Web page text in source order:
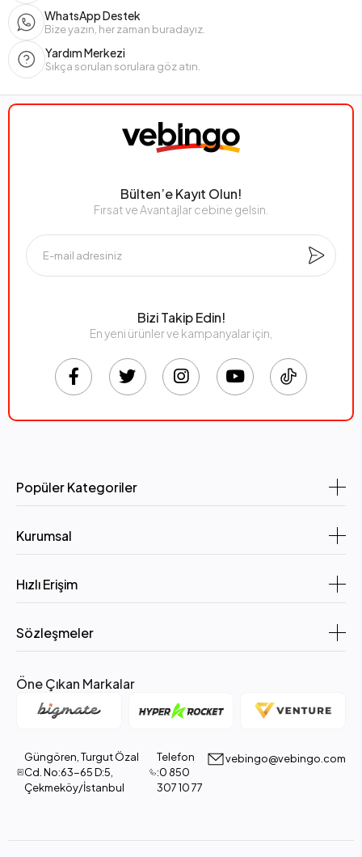
WhatsApp Destek
Bize yazın, her zaman buradayız.
Yardım Merkezi
Sıkça sorulan sorulara göz atın.
Bülten’e Kayıt Olun!
Fırsat ve Avantajlar cebine gelsin.
Bizi Takip Edin!
En yeni ürünler ve kampanyalar için,
Popüler Kategoriler
Kurumsal
Hızlı Erişim
Sözleşmeler
Öne Çıkan Markalar
Güngören, Turgut Özal
Cd. No:63-65 D:5,
Çekmeköy/İstanbul
Telefon
:0 850
307 10 77
vebingo@vebingo.com